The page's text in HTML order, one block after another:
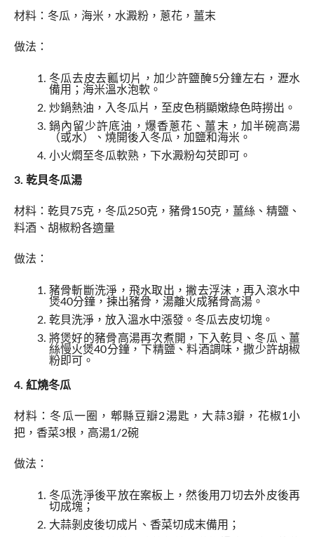
材料：冬瓜，海米，水澱粉，蔥花，薑末
做法：
冬瓜去皮去瓤切片，加少許鹽醃5分鐘左右，瀝水
備用；海米溫水泡軟。
炒鍋熱油，入冬瓜片，至皮色稍顯嫩綠色時撈出。
鍋內留少許底油，爆香蔥花、薑末，加半碗高湯
（或水）、燒開後入冬瓜，加鹽和海米。
小火燜至冬瓜軟熟，下水澱粉勾芡即可。
3. 乾貝冬瓜湯
材料：乾貝75克，冬瓜250克，豬骨150克，薑絲、精鹽、
料酒、胡椒粉各適量
做法：
豬骨斬斷洗淨，飛水取出，撇去浮沫，再入滾水中
煲40分鐘，揀出豬骨，湯離火成豬骨高湯。
乾貝洗淨，放入溫水中漲發。冬瓜去皮切塊。
將煲好的豬骨高湯再次煮開，下入乾貝、冬瓜、薑
絲慢火煲40分鐘，下精鹽、料酒調味，撒少許胡椒
粉即可。
4. 紅燒冬瓜
材料：冬瓜一圈，郫縣豆瓣2湯匙，大蒜3瓣，花椒1小
把，香菜3根，高湯1/2碗
做法：
冬瓜洗淨後平放在案板上，然後用刀切去外皮後再
切成塊；
大蒜剝皮後切成片、香菜切成末備用；